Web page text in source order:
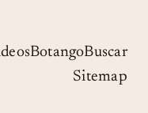
(TANGO) BY MARÍA
BotangoBuscar
Sitemap